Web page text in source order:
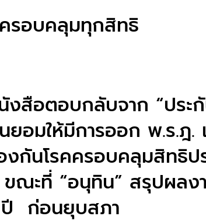
รอบคลุมทุกสิทธิ
งสือตอบกลับจาก “ประ
อมให้มีการออก พ.ร.ฎ.
งกันโรคครอบคลุมสิทธิป
ขณะที่ “อนุทิน” สรุปผลง
ก่อนยุบสภา